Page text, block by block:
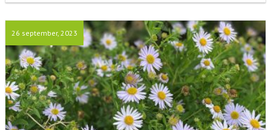
26 september, 2023